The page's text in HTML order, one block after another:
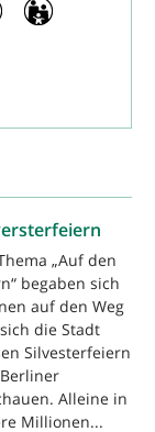
„Auf den
begaben sich
auf den Weg
die Stadt
Silvesterfeiern
Alleine in
Millionen...